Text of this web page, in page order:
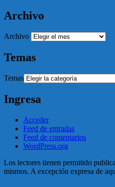
Archivo
Archivo
Temas
Temas
Ingresa
Acceder
Feed de entradas
Feed de comentarios
WordPress.org
Los lectores tienen permitido
mismos. A excepción expresa de